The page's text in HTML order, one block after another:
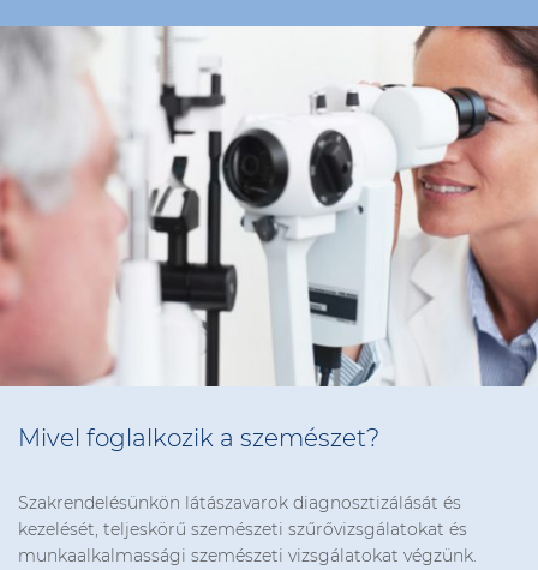
Mivel foglalkozik a szemészet?
Szakrendelésünkön látászavarok diagnosztizálását és
kezelését, teljeskörű szemészeti szűrővizsgálatokat és
munkaalkalmassági szemészeti vizsgálatokat végzünk.